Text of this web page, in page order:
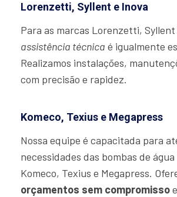
Lorenzetti, Syllent e Inova
Para as marcas Lorenzetti, Syllent
assistência técnica é igualmente
Realizamos instalações,
com precisão e rapidez.
Komeco, Texius e Megapress
Nossa equipe é capacitada para
necessidades das bombas de
Komeco, Texius e Megapress.
orçamentos sem compromisso